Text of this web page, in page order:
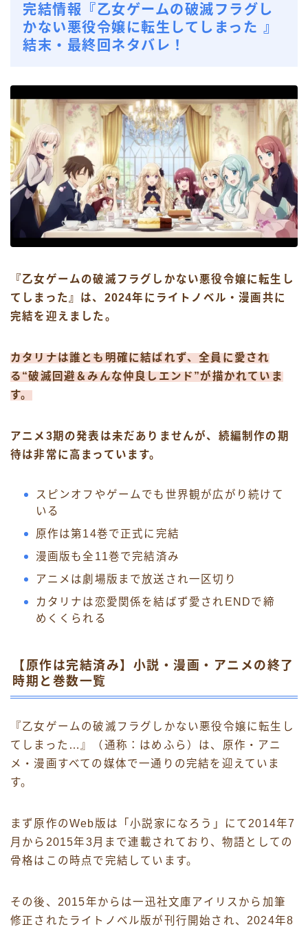
完結情報『乙女ゲームの破滅フラグし
かない悪役令嬢に転生してしまった 』
結末・最終回ネタバレ！
『乙女ゲームの破滅フラグしかない悪役令嬢に転生し
てしまった』は、2024年にライトノベル・漫画共に
完結を迎えました。
カタリナは誰とも明確に結ばれず、全員に愛され
る“破滅回避＆みんな仲良しエンド”が描かれていま
す。
アニメ3期の発表は未だありませんが、続編制作の期
待は非常に高まっています。
スピンオフやゲームでも世界観が広がり続けて
いる
原作は第14巻で正式に完結
漫画版も全11巻で完結済み
アニメは劇場版まで放送され一区切り
カタリナは恋愛関係を結ばず愛されENDで締
めくくられる
【原作は完結済み】小説・漫画・アニメの終了
時期と巻数一覧
『乙女ゲームの破滅フラグしかない悪役令嬢に転生し
てしまった…』（通称：はめふら）は、原作・アニ
メ・漫画すべての媒体で一通りの完結を迎えていま
す。
まず原作のWeb版は「小説家になろう」にて2014年7
月から2015年3月まで連載されており、物語としての
骨格はこの時点で完結しています。
その後、2015年からは一迅社文庫アイリスから加筆
修正されたライトノベル版が刊行開始され、2024年8